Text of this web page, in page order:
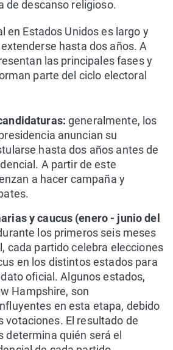
de descanso religioso.
en Estados Unidos es largo y
hasta dos años. A
las principales fases y
parte del ciclo electoral
generalmente, los
anuncian su
hasta dos años antes de
A partir de este
a hacer campaña y
y caucus (enero - junio del
los primeros seis meses
cada partido celebra elecciones
en los distintos estados para
oficial. Algunos estados,
Hampshire, son
en esta etapa, debido
votaciones. El resultado de
determina quién será el